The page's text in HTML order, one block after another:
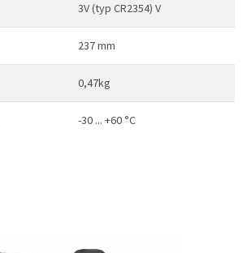
3V (typ CR2354) V
237 mm
0,47kg
-30 ... +60 °C